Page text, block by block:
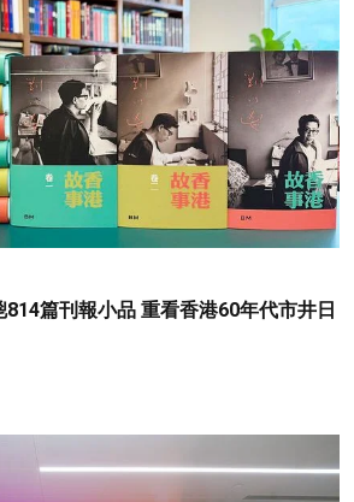
篇刊報小品 重看香港60年代市井日